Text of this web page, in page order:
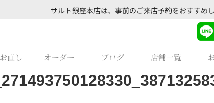
サルト銀座本店は、事前のご来店予約をおすすめ
直し オーダー ブログ 店舗一覧